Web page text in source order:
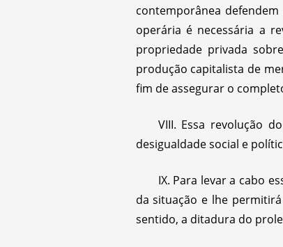
contemporânea
operária é necessária a
propriedade privada
produção capitalista de
fim de assegurar o
VIII. Essa revolução
desigualdade social e
IX. Para levar a cabo
da situação e lhe
sentido, a ditadura do